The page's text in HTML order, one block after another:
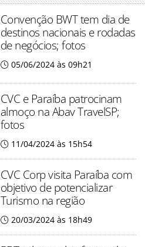
Convenção BWT tem dia de
destinos nacionais e rodadas
de negócios; fotos
05/06/2024 às 09h21
CVC e Paraíba patrocinam
almoço na Abav TravelSP;
fotos
11/04/2024 às 15h54
CVC Corp visita Paraíba com
objetivo de potencializar
Turismo na região
20/03/2024 às 18h49